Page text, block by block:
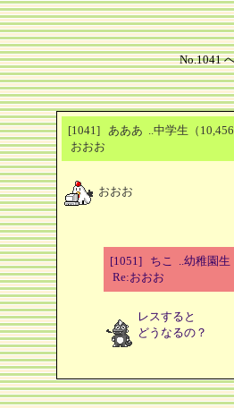
No.1041
[1041] あああ ..中学生（
おおお
おおお
[1051] ちこ ..幼稚園
Re:おおお
レスすると
どうなるの？